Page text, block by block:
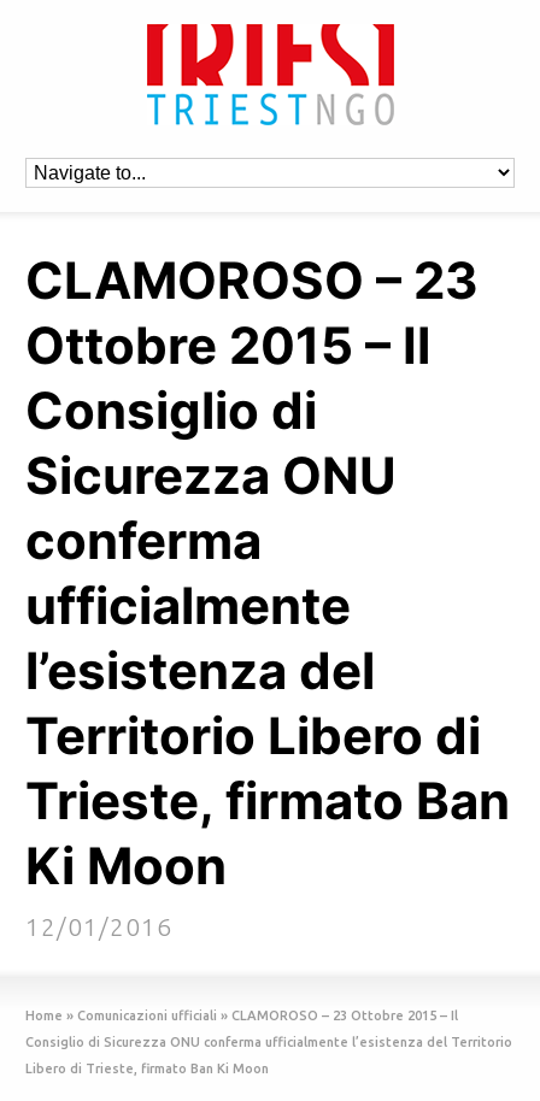
CLAMOROSO – 23
Ottobre 2015 – Il
Consiglio di
Sicurezza ONU
conferma
ufficialmente
l’esistenza del
Territorio Libero di
Trieste, firmato Ban
Ki Moon
12/01/2016
Home » Comunicazioni ufficiali » CLAMOROSO – 23 Ottobre 2015 – Il
Consiglio di Sicurezza ONU conferma ufficialmente l’esistenza del Territorio
Libero di Trieste, firmato Ban Ki Moon